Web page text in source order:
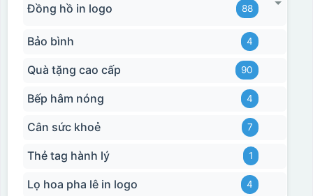
Đồng hồ in logo 88
Bảo bình 4
Quà tặng cao cấp 90
Bếp hâm nóng 4
Cân sức khoẻ 7
Thẻ tag hành lý 1
Lọ hoa pha lê in logo 4